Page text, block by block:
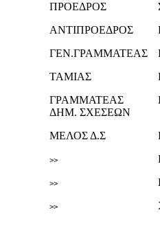
ΠΡΟΕΔΡΟΣ
ΑΝΤΙΠΡΟΕΔΡΟΣ
ΓΕΝ.ΓΡΑΜΜΑΤΕΑΣ
ΤΑΜΙΑΣ
ΓΡΑΜΜΑΤΕΑΣ
ΔΗΜ. ΣΧΕΣΕΩΝ
ΜΕΛΟΣ Δ.Σ
>>
>>
>>